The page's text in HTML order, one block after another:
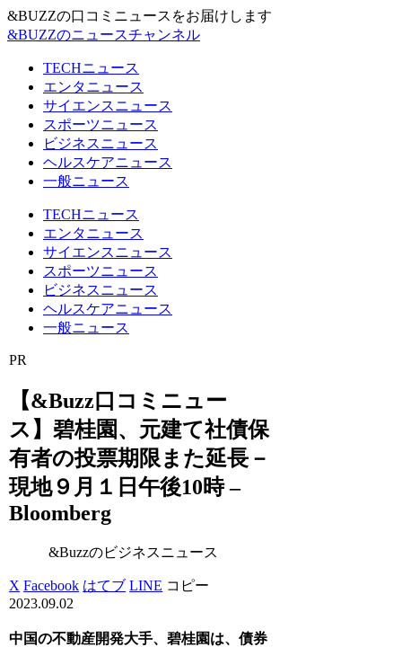
&BUZZの口コミニュースをお届けします
&BUZZのニュースチャンネル
TECHニュース
エンタニュース
サイエンスニュース
スポーツニュース
ビジネスニュース
ヘルスケアニュース
一般ニュース
TECHニュース
エンタニュース
サイエンスニュース
スポーツニュース
ビジネスニュース
ヘルスケアニュース
一般ニュース
PR
【&Buzz口コミニュー
ス】碧桂園、元建て社債保
有者の投票期限また延長－
現地９月１日午後10時 –
Bloomberg
&Buzzのビジネスニュース
X Facebook はてブ LINE コピー
2023.09.02
中国の不動産開発大手、碧桂園は、債券